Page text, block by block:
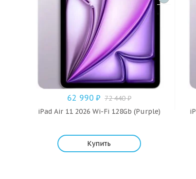
62 990₽ 72 440₽
iPad Air 11 2026 Wi-Fi 128Gb (Purple)
Купить